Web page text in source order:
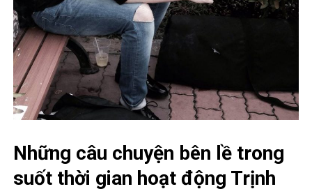
Những câu chuyện bên lề trong
suốt thời gian hoạt động Trịnh